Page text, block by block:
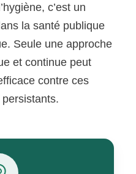
c’est un
la santé publique
Seule une approche
et continue peut
contre ces